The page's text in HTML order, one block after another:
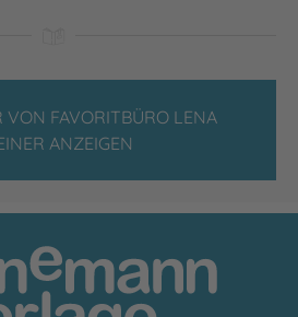
VON FAVORITBÜRO LENA
ANZEIGEN